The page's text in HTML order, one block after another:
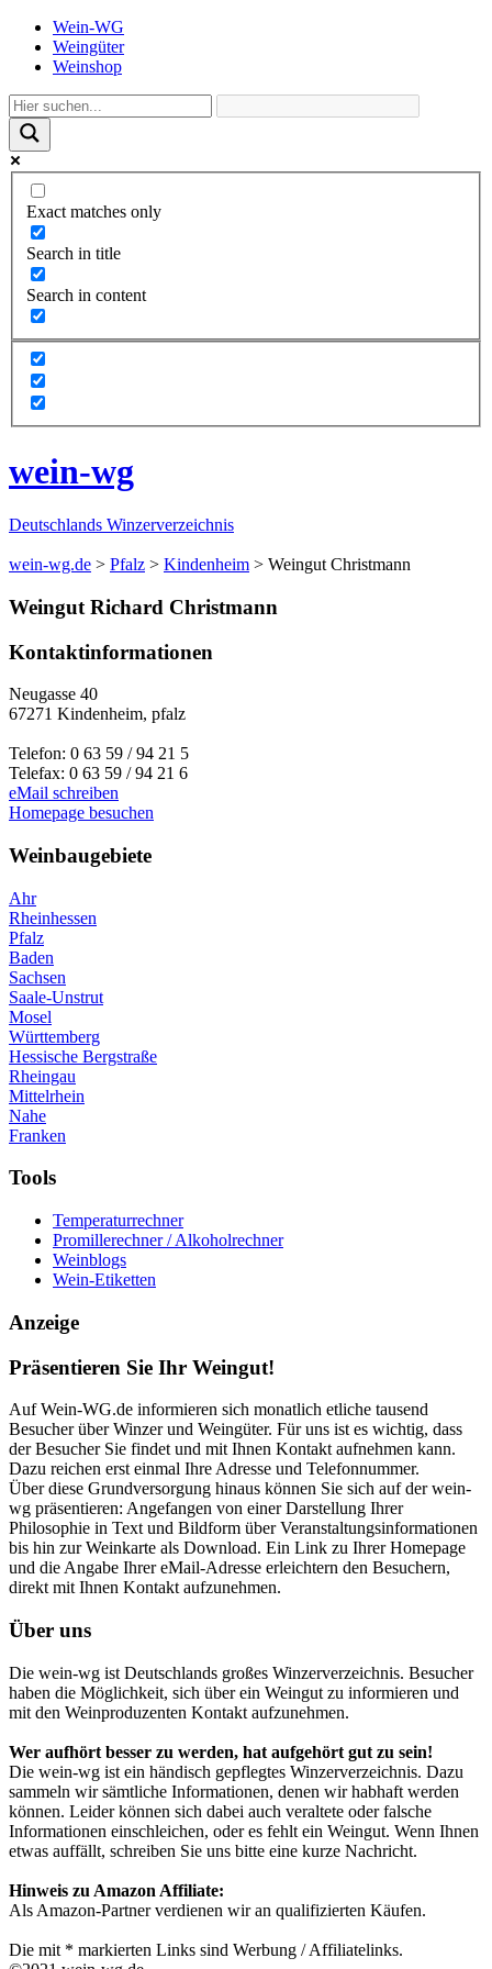
Wein-WG
Weingüter
Weinshop
Exact matches only
Search in title
Search in content
wein-wg
Deutschlands Winzerverzeichnis
wein-wg.de > Pfalz > Kindenheim > Weingut Christmann
Weingut Richard Christmann
Kontaktinformationen
Neugasse 40
67271 Kindenheim, pfalz
Telefon: 0 63 59 / 94 21 5
Telefax: 0 63 59 / 94 21 6
eMail schreiben
Homepage besuchen
Weinbaugebiete
Ahr
Rheinhessen
Pfalz
Baden
Sachsen
Saale-Unstrut
Mosel
Württemberg
Hessische Bergstraße
Rheingau
Mittelrhein
Nahe
Franken
Tools
Temperaturrechner
Promillerechner / Alkoholrechner
Weinblogs
Wein-Etiketten
Anzeige
Präsentieren Sie Ihr Weingut!
Auf Wein-WG.de informieren sich monatlich etliche tausend
Besucher über Winzer und Weingüter. Für uns ist es wichtig, dass
der Besucher Sie findet und mit Ihnen Kontakt aufnehmen kann.
Dazu reichen erst einmal Ihre Adresse und Telefonnummer.
Über diese Grundversorgung hinaus können Sie sich auf der wein-
wg präsentieren: Angefangen von einer Darstellung Ihrer
Philosophie in Text und Bildform über Veranstaltungsinformationen
bis hin zur Weinkarte als Download. Ein Link zu Ihrer Homepage
und die Angabe Ihrer eMail-Adresse erleichtern den Besuchern,
direkt mit Ihnen Kontakt aufzunehmen.
Über uns
Die wein-wg ist Deutschlands großes Winzerverzeichnis. Besucher
haben die Möglichkeit, sich über ein Weingut zu informieren und
mit den Weinproduzenten Kontakt aufzunehmen.
Wer aufhört besser zu werden, hat aufgehört gut zu sein!
Die wein-wg ist ein händisch gepflegtes Winzerverzeichnis. Dazu
sammeln wir sämtliche Informationen, denen wir habhaft werden
können. Leider können sich dabei auch veraltete oder falsche
Informationen einschleichen, oder es fehlt ein Weingut. Wenn Ihnen
etwas auffällt, schreiben Sie uns bitte eine kurze Nachricht.
Hinweis zu Amazon Affiliate:
Als Amazon-Partner verdienen wir an qualifizierten Käufen.
Die mit * markierten Links sind Werbung / Affiliatelinks.